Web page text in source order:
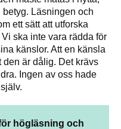
Läsningen och
ett sätt att utforska
ska inte vara rädda för
känslor. Att en känsla
är dålig. Det krävs
Ingen av oss hade
högläsning och